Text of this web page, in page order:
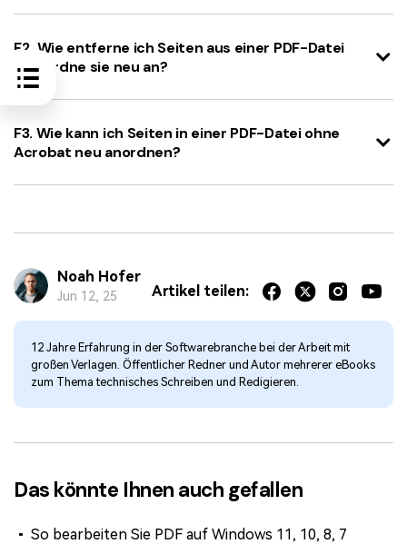
F2. Wie entferne ich Seiten aus einer PDF-Datei
und ordne sie neu an?
F3. Wie kann ich Seiten in einer PDF-Datei ohne
Acrobat neu anordnen?
Noah Hofer
Jun 12, 25 Artikel teilen:
12 Jahre Erfahrung in der Softwarebranche bei der Arbeit mit
großen Verlagen. Öffentlicher Redner und Autor mehrerer eBooks
zum Thema technisches Schreiben und Redigieren.
Das könnte Ihnen auch gefallen
So bearbeiten Sie PDF auf Windows 11, 10, 8, 7